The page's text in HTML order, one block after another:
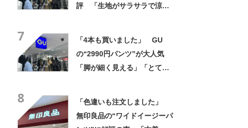
評 「生地がサラサラで涼し
7
「4本も買いました」 GU
の“2990円パンツ”が大人気
「脚が細く見える」「とても
8
「色違いも注文しました」
無印良品の“ワイドイージーパ